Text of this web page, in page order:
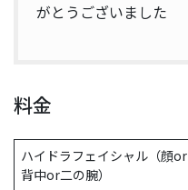
がとうございました
料金
ハイドラフェイシャル（顔or
背中or二の腕）